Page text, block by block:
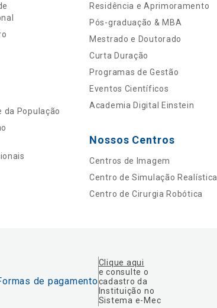
da População
Residência e Aprimoramento
Pós-graduação & MBA
Mestrado e Doutorado
Curta Duração
Programas de Gestão
Eventos Científicos
Academia Digital Einstein
Nossos Centros
Centros de Imagem
Centro de Simulação Realística
Centro de Cirurgia Robótica
de pagamento
Clique aqui
e consulte o
cadastro da
Instituição no
Sistema e-Mec